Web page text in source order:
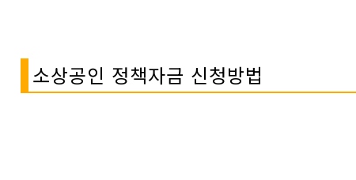
소상공인 정책자금 신청방법